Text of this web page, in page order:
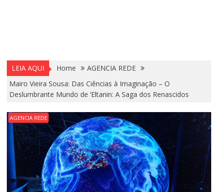
LEIA AQUI Home
AGENCIA REDE
Mairo Vieira Sousa: Das Ciências à Imaginação – O
Deslumbrante Mundo de ‘Eltanin: A Saga dos Renascidos
AGENCIA REDE